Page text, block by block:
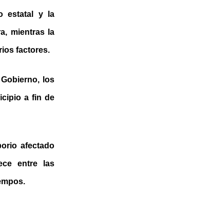
estatal y la
mientras la
factores.
los
a fin de
afectado
entre las